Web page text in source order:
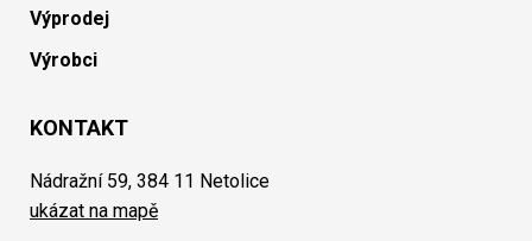
Výprodej
Výrobci
KONTAKT
Nádražní 59, 384 11 Netolice
ukázat na mapě